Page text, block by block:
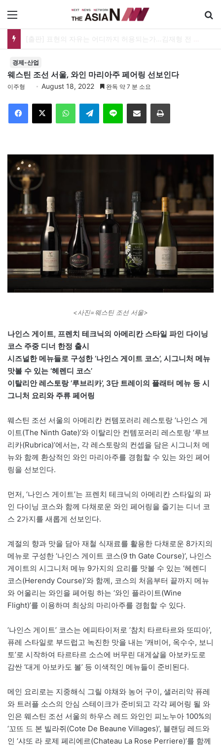
경제-산업
웨스틴 조선 서울, 와인 마리아주 페어링 선보인다
이주형 August 18, 2022 완독 약 7 분 소요
Telegram 이메일
<사진=웨스틴 조선 서울>
나인스 게이트, 프렌치 테크닉의 아메리칸 스타일 파인 다이닝
코스 주중 디너 한정 출시
시즈널한 메뉴들로 구성한 ‘나인스 게이트 코스’, 시그니처 메뉴
맛볼 수 있는 ‘헤렌디 코스’
이탈리안 레스토랑 ‘루브리카’, 3단 트레이의 플래터 메뉴 등 시
그니처 요리와 주류 페어링
웨스틴 조선 서울의 아메리칸 컨템포러리 레스토랑 ‘나인스 게
이트(The Ninth Gate)’와 이탈리안 컨템포러리 레스토랑 ‘루브
리카(Rubrica)’에서는, 각 레스토랑의 컨셉을 담은 시그니처 메
뉴와 함께 환상적인 와인 마리아주를 경험할 수 있는 와인 페어
링을 선보인다.
먼저, ‘나인스 게이트’는 프렌치 테크닉의 아메리칸 스타일의 파
인 다이닝 코스와 함께 다채로운 와인 페어링을 즐기는 디너 코
스 2가지를 새롭게 선보인다.
계절의 향과 맛을 담아 재철 식재료를 활용한 다채로운 8가지의
메뉴로 구성한 ‘나인스 게이트 코스(9 th Gate Course)’, 나인스
게이트의 시그니처 메뉴 9가지의 요리를 맛볼 수 있는 ‘헤렌디
코스(Herendy Course)’와 함께, 코스의 처음부터 끝까지 메뉴
와 어울리는 와인을 페어링 하는 ‘와인 플라이트(Wine
Flight)’를 이용하며 최상의 마리아주를 경험할 수 있다.
‘나인스 게이트’ 코스는 에피타이저로 ‘참치 타르타르와 또띠아’,
퓨레 스타일로 부드럽고 녹진한 맛을 내는 ‘캐비어, 옥수수, 보니
토’로 시작하여 타르타르 소스에 버무린 대게살을 아보카도로
감싼 ‘대게 아보카도 볼’ 등 이색적인 메뉴들이 준비된다.
메인 요리로는 지중해식 그릴 야채와 농어 구이, 샐러리악 퓨레
와 트러플 소스의 안심 스테이크가 준비되고 각각 페어링 될 와
인은 웨스틴 조선 서울의 하우스 레드 와인인 피노누아 100%의
‘꼬뜨 드 본 빌라쥐(Cote De Beaune Villages)’, 블랜딩 레드와
인 ‘샤또 라 로제 페리에르(Chateau La Rose Perriere)’를 함께